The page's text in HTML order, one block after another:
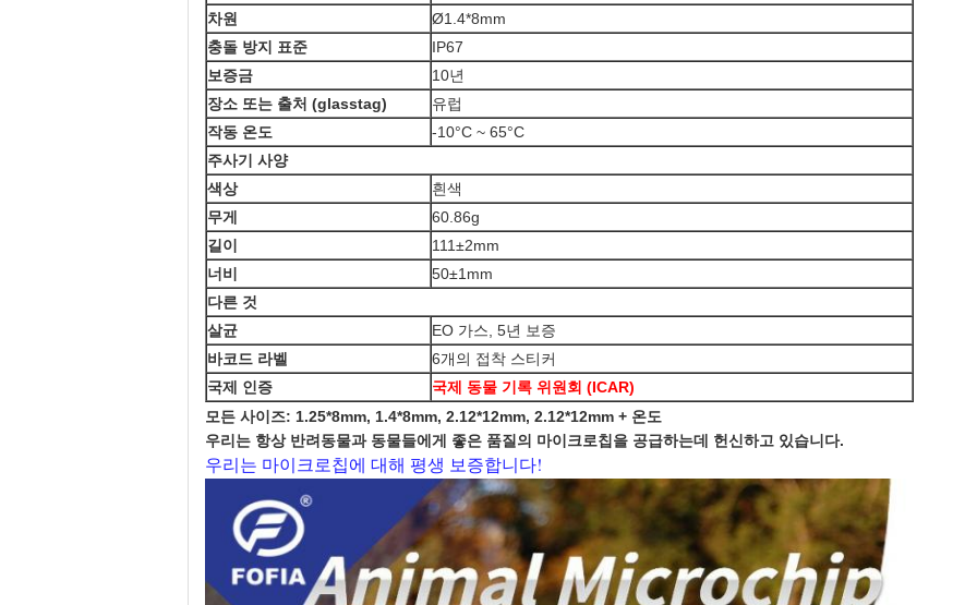
차원
Ø1.4*8mm
충돌 방지 표준
IP67
보증금
10년
장소 또는 출처 (glasstag)
유럽
작동 온도
-10°C ~ 65°C
주사기 사양
색상
흰색
무게
60.86g
길이
111±2mm
너비
50±1mm
다른 것
살균
EO 가스, 5년 보증
바코드 라벨
6개의 접착 스티커
국제 인증
국제 동물 기록 위원회 (ICAR)
모든 사이즈: 1.25*8mm, 1.4*8mm, 2.12*12mm, 2.12*12mm + 온도
우리는 항상 반려동물과 동물들에게 좋은 품질의 마이크로칩을 공급하는데 헌신하고 있습니다.
우리는 마이크로칩에 대해 평생 보증합니다!